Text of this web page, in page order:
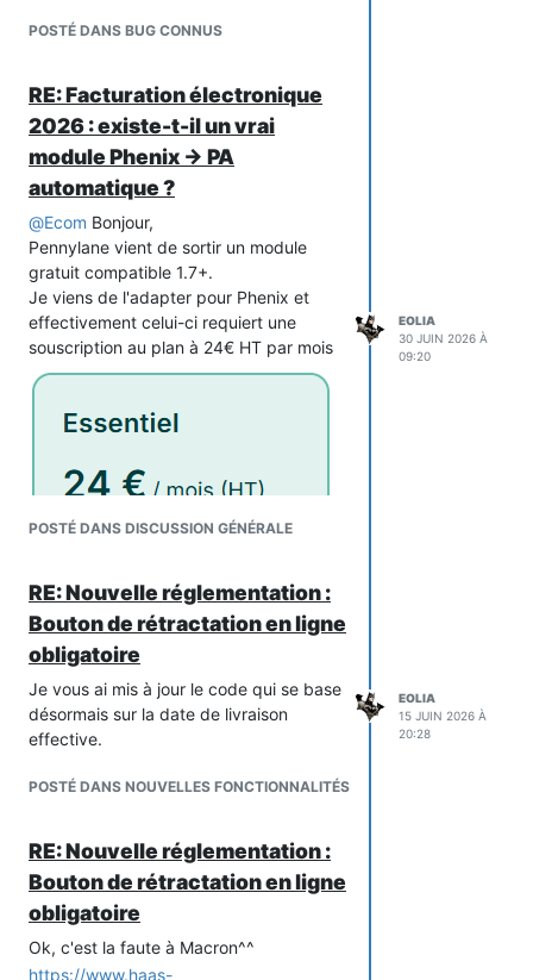
POSTÉ DANS BUG CONNUS
RE: Facturation électronique
2026 : existe-t-il un vrai
module Phenix → PA
automatique ?
@Ecom Bonjour,
Pennylane vient de sortir un module
gratuit compatible 1.7+.
Je viens de l'adapter pour Phenix et
effectivement celui-ci requiert une
souscription au plan à 24€ HT par mois
POSTÉ DANS DISCUSSION GÉNÉRALE
EOLIA
30 JUIN 2026 À
09:20
RE: Nouvelle réglementation :
Bouton de rétractation en ligne
obligatoire
Je vous ai mis à jour le code qui se base
désormais sur la date de livraison
effective.
POSTÉ DANS NOUVELLES FONCTIONNALITÉS
EOLIA
15 JUIN 2026 À
20:28
RE: Nouvelle réglementation :
Bouton de rétractation en ligne
obligatoire
Ok, c'est la faute à Macron^^
https://www.haas-